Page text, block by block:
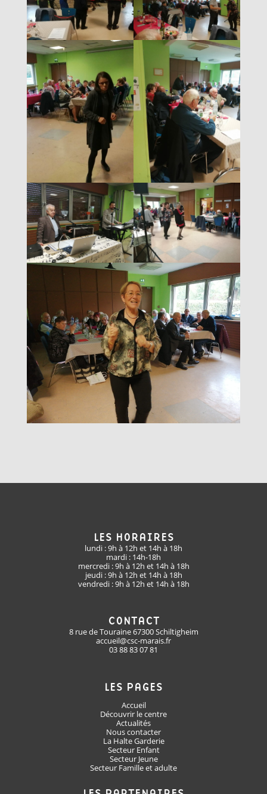
LES HORAIRES
lundi : 9h à 12h et 14h à 18h
mardi : 14h-18h
mercredi : 9h à 12h et 14h à 18h
jeudi : 9h à 12h et 14h à 18h
vendredi : 9h à 12h et 14h à 18h
CONTACT
8 rue de Touraine 67300 Schiltigheim
accueil@csc-marais.fr
03 88 83 07 81
LES PAGES
Accueil
Découvrir le centre
Actualités
Nous contacter
La Halte Garderie
Secteur Enfant
Secteur Jeune
Secteur Famille et adulte